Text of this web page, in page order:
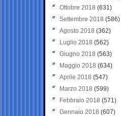
Ottobre 2018 (631)
Settembre 2018 (586)
Agosto 2018 (362)
Luglio 2018 (562)
Giugno 2018 (563)
Maggio 2018 (634)
Aprile 2018 (547)
Marzo 2018 (599)
Febbraio 2018 (571)
Gennaio 2018 (607)